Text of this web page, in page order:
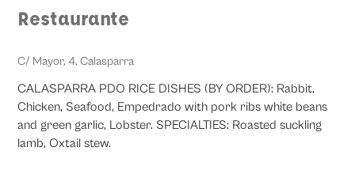
Restaurante
C/ Mayor, 4, Calasparra
CALASPARRA PDO RICE DISHES (BY ORDER): Rabbit,
Chicken, Seafood, Empedrado with pork ribs white beans
and green garlic, Lobster. SPECIALTIES: Roasted suckling
lamb, Oxtail stew.